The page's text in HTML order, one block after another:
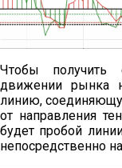
Чтобы получить
движении рынка
линию,
от направления
будет пробой
непосредственно